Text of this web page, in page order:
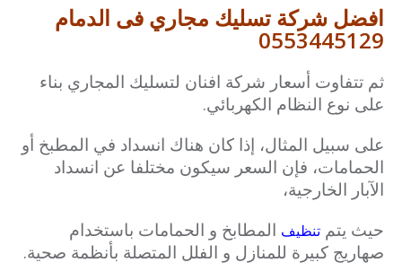
افضل شركة تسليك مجاري فى الدمام
0553445129
ثم تتفاوت أسعار شركة افنان لتسليك المجاري بناء
على نوع النظام الكهربائي.
على سبيل المثال، إذا كان هناك انسداد في المطبخ أو
الحمامات، فإن السعر سيكون مختلفا عن انسداد
الآبار الخارجية،
حيث يتم تنظيف المطابخ و الحمامات باستخدام
صهاريج كبيرة للمنازل و الفلل المتصلة بأنظمة صحية.